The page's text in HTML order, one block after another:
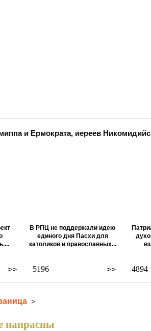
и Ермократа, иереев
>>
В РПЦ не поддержали идею
единого дня Пасхи для
католиков и православных...
>>
5196 4894
>
напрасны